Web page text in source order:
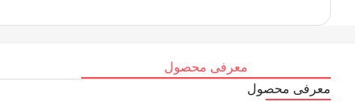
معرفی محصول
معرفی محصول